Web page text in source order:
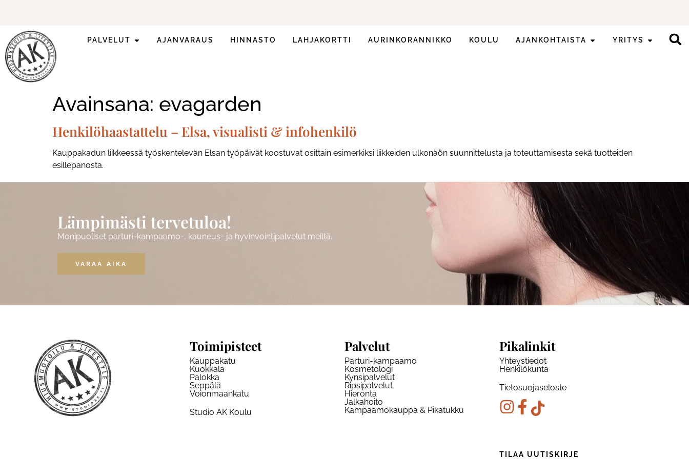
Kesän trendivinkit!
PALVELUT AJANVARAUS HINNASTO LAHJAKORTTI AURINKORANNIKKO KOULU AJANKOHTAISTA YRITYS
Avainsana: evagarden
Henkilöhaastattelu – Elsa, visualisti & infohenkilö
Kauppakadun liikkeessä työskentelevän Elsan työpäivät koostuvat osittain esimerkiksi liikkeiden ulkonäön suunnittelusta ja toteuttamisesta sekä tuotteiden
esillepanosta.
Lämpimästi tervetuloa!
Monipuoliset parturi-kampaamo-, kauneus- ja hyvinvointipalvelut meiltä.
VARAA AIKA
Toimipisteet
Kauppakatu
Kuokkala
Palokka
Seppälä
Voionmaankatu
Studio AK Koulu
Palvelut
Parturi-kampaamo
Kosmetologi
Kynsipalvelut
Ripsipalvelut
Hieronta
Jalkahoito
Kampaamokauppa & Pikatukku
Pikalinkit
Yhteystiedot
Henkilökunta
Tietosuojaseloste
TILAA UUTISKIRJE